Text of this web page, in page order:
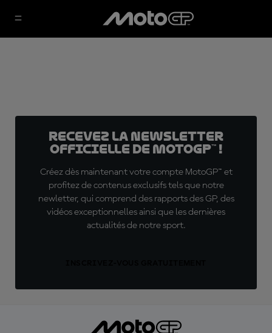
Recevez la Newsletter
officielle de MotoGP™ !
Créez dès maintenant votre compte MotoGP™ et
profitez de contenus exclusifs tels que notre
newletter, qui comprend des rapports des GP, des
vidéos exceptionnelles ainsi que les dernières
actualités de notre sport.